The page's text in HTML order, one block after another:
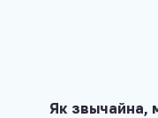
Як звычайна,